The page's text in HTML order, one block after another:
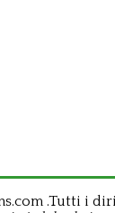
.Tutti i